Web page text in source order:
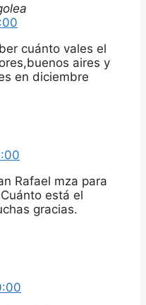
cuánto vales el
aires y
en diciembre
Rafael mza para
está el
gracias.